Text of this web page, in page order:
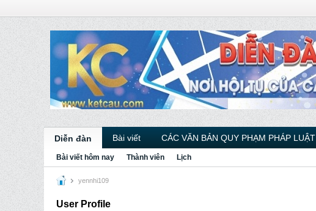
Diễn đàn Bài viết CÁC VĂN BẢN QUY PHẠM PHÁP LUẬT
Bài viết hôm nay Thành viên Lịch
yennhi109
User Profile